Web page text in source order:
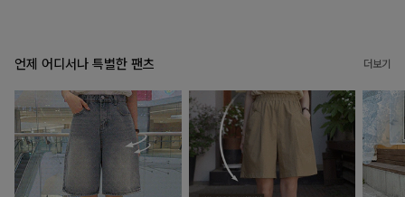
언제 어디서나 특별한 팬츠 더보기